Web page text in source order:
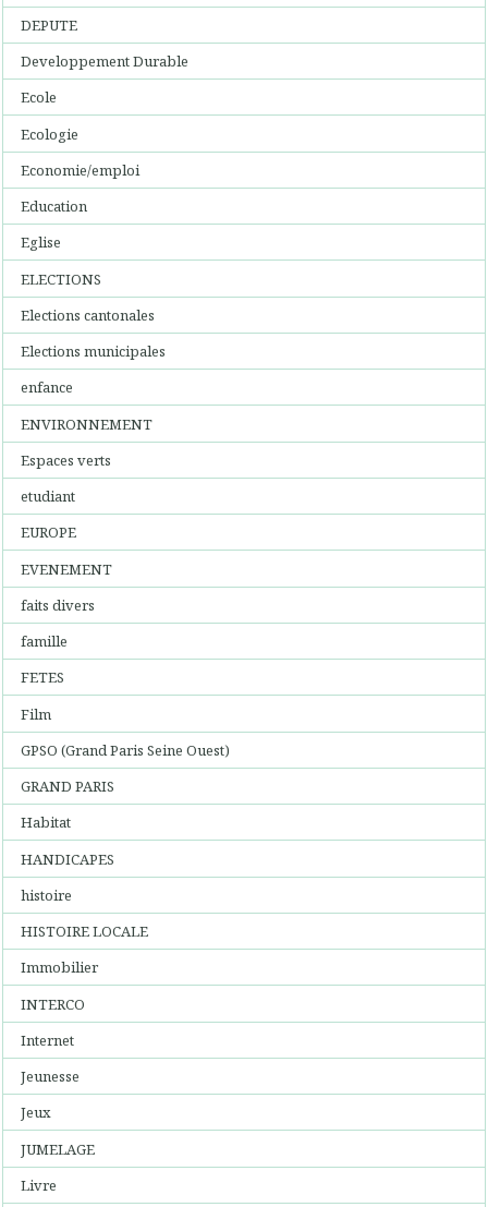
DEPUTE
Developpement Durable
Ecole
Ecologie
Economie/emploi
Education
Eglise
ELECTIONS
Elections cantonales
Elections municipales
enfance
ENVIRONNEMENT
Espaces verts
etudiant
EUROPE
EVENEMENT
faits divers
famille
FETES
Film
GPSO (Grand Paris Seine Ouest)
GRAND PARIS
Habitat
HANDICAPES
histoire
HISTOIRE LOCALE
Immobilier
INTERCO
Internet
Jeunesse
Jeux
JUMELAGE
Livre